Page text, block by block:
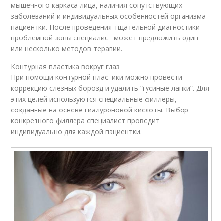
мышечного каркаса лица, наличия сопутствующих
заболеваний и индивидуальных особенностей организма
пациентки. После проведения тщательной диагностики
проблемной зоны специалист может предложить один
или несколько методов терапии.
Контурная пластика вокруг глаз
При помощи контурной пластики можно провести
коррекцию слёзных борозд и удалить “гусиные лапки”. Для
этих целей используются специальные филлеры,
созданные на основе гиалуроновой кислоты. Выбор
конкретного филлера специалист проводит
индивидуально для каждой пациентки.